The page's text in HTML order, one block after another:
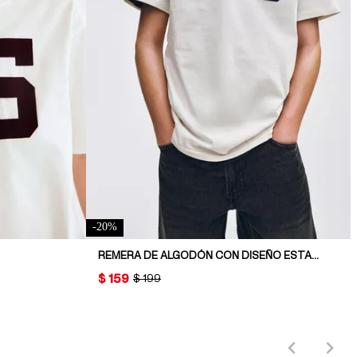
-20%
REMERA DE ALGODÓN CON DISEÑO ESTAMPADO
ORIGINAL PRICE:
$ 199
PRICE:
$ 159